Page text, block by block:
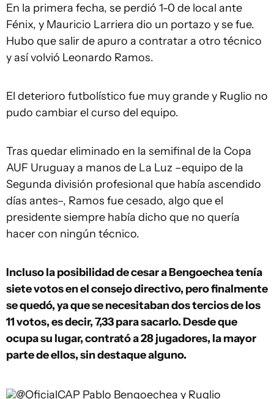
En la primera fecha, se perdió 1-0 de local ante
Fénix, y Mauricio Larriera dio un portazo y se fue.
Hubo que salir de apuro a contratar a otro técnico
y así volvió Leonardo Ramos.
El deterioro futbolístico fue muy grande y Ruglio no
pudo cambiar el curso del equipo.
Tras quedar eliminado en la semifinal de la Copa
AUF Uruguay a manos de La Luz –equipo de la
Segunda división profesional que había ascendido
días antes–, Ramos fue cesado, algo que el
presidente siempre había dicho que no quería
hacer con ningún técnico.
Incluso la posibilidad de cesar a Bengoechea tenía
siete votos en el consejo directivo, pero finalmente
se quedó, ya que se necesitaban dos tercios de los
11 votos, es decir, 7,33 para sacarlo. Desde que
ocupa su lugar, contrató a 28 jugadores, la mayor
parte de ellos, sin destaque alguno.
@OficialCAP Pablo Bengoechea y Ruglio